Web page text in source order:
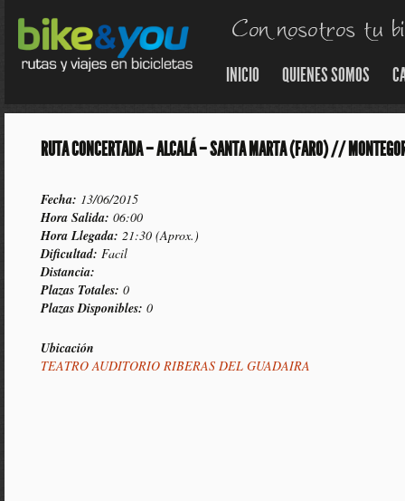
INICIO QUIENES SOMOS
RUTA CONCERTADA – ALCALÁ – SANTA MARTA (FARO) //
Fecha: 13/06/2015
Hora Salida: 06:00
Hora Llegada: 21:30 (Aprox.)
Dificultad: Facil
Distancia:
Plazas Totales: 0
Plazas Disponibles: 0
Ubicación
TEATRO AUDITORIO RIBERAS DEL GUADAIRA